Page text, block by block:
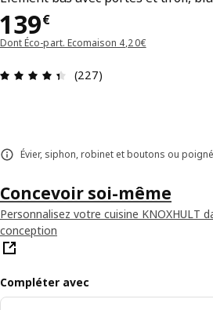
139€
Prix 139€
Dont Éco-part. Ecomaison 4,20€
Avis: 4.4 sur 5 étoiles
(227)
Évier, siphon, robinet et boutons ou
Concevoir soi-même
Personnalisez votre cuisine KNOXHULT
conception
Compléter avec